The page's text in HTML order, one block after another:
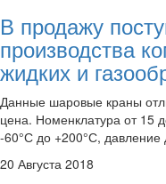
В продажу
производства
жидких и
Данные шаровые краны
цена. Номенклатура от 15
-60°С до +200°С,
20 Августа 2018